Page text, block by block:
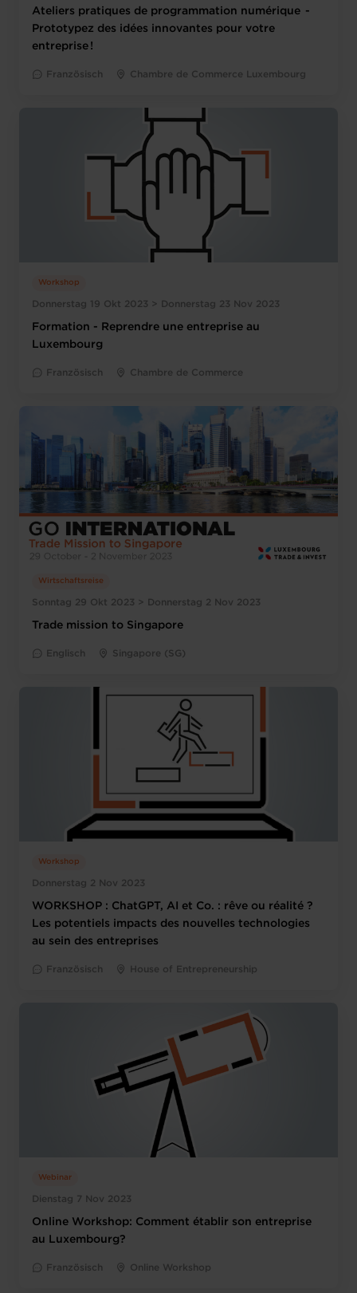
Ateliers pratiques de programmation numérique -
Prototypez des idées innovantes pour votre
entreprise !
Französisch Chambre de Commerce Luxembourg
Donnerstag 19 Okt 2023 > Donnerstag 23 Nov 2023
Workshop
Formation - Reprendre une entreprise au
Luxembourg
Französisch Chambre de Commerce
Sonntag 29 Okt 2023 > Donnerstag 2 Nov 2023
Wirtschaftsreise
Trade mission to Singapore
Englisch Singapore (SG)
Donnerstag 2 Nov 2023
Workshop
WORKSHOP : ChatGPT, AI et Co. : rêve ou réalité ?
Les potentiels impacts des nouvelles technologies
au sein des entreprises
Französisch House of Entrepreneurship
Dienstag 7 Nov 2023
Webinar
Online Workshop: Comment établir son entreprise
au Luxembourg?
Französisch Online Workshop